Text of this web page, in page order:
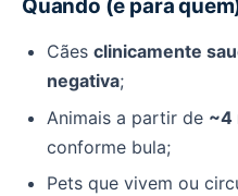
Quando (e para
Cãesclinicamente
negativa;
Animais a partir de ~4
conforme bula;
Pets que vivem ou